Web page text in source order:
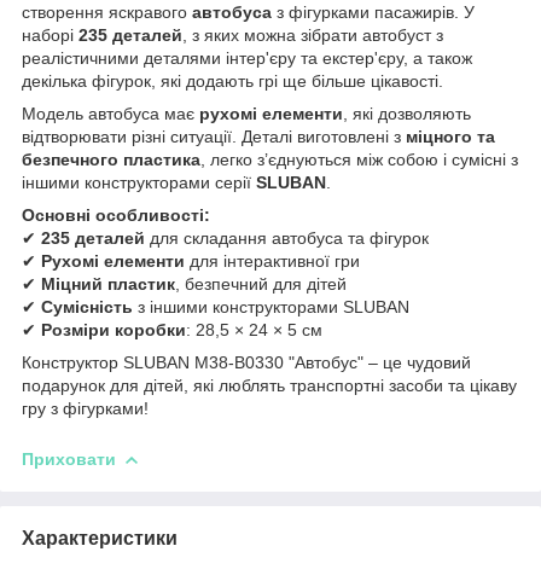
створення яскравого автобуса з фігурками пасажирів. У
наборі 235 деталей , з яких можна зібрати автобуст з
реалістичними деталями інтер'єру та екстер'єру, а також
декілька фігурок, які додають грі ще більше цікавості.
Модель автобуса має рухомі елементи , які дозволяють
відтворювати різні ситуації. Деталі виготовлені з міцного та
безпечного пластика , легко з’єднуються між собою і сумісні з
іншими конструкторами серії SLUBAN
Основні особливості:
✔ 235 деталей для складання автобуса та фігурок
✔ Рухомі елементи для інтерактивної гри
✔ Міцний пластик , безпечний для дітей
✔ Сумісність з іншими конструкторами SLUBAN
✔ Розміри коробки: 28,5 × 24 × 5 см
Конструктор SLUBAN M38-B0330 "Автобус" – це чудовий
подарунок для дітей, які люблять транспортні засоби та цікаву
гру з фігурками!
Приховати
Характеристики